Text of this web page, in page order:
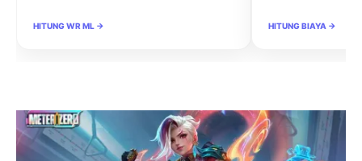
HITUNG WR ML → HITUNG BIAYA →